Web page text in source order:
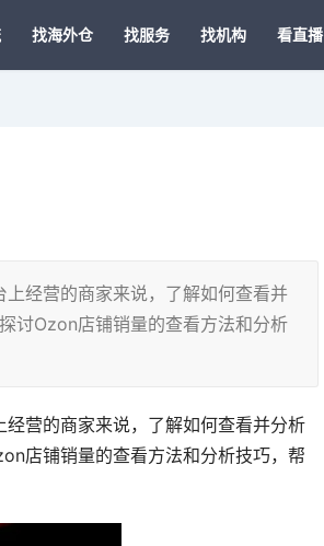
找海外仓 找服务 找机构 看直播
经营的商家来说，了解如何查看并
讨Ozon店铺销量的查看方法和分析
营的商家来说，了解如何查看并分析
店铺销量的查看方法和分析技巧，帮